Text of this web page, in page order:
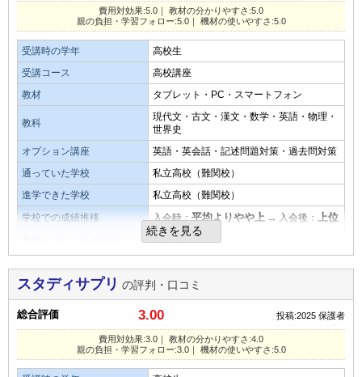
総合評価
主要教科の他に英検や漢字検定の勉強もできる所が素晴らし
いと思う
教材の難易度
易しい 平均 難しい
演習問題の量
少ない 平均 多い
オプション講座の満足度
将来的に英会話ができたら良いと思うのでやりました。
だからといって英会話が簡単に身につくものではありませ
ん。
親の負担・学習フォローの仕組み
親の負担は月学費用だけで勉強自体は本人がやります。
フォロー体制は良くはないです。通信教育だとこの程度でし
ょう。
タブレットなど機材の使いやすさ・操作性
元々持っているスマートフォンでできるので初期費用が抑え
られて良いです。
良いところや要望
勉強方法とかよりどうやったら本人がやる気を出すかの方法
が欲しいです。
教材・授業動画の質・分かりやすさ
講師は一流なのでしっかり利用すれば成績は伸びるはずだが
受講者のやる気にかなり左右される
教材・授業動画の難易度
優しいところから発展まで幅広く講義があるのでよいと思
う。ただ多すぎてどのようなコースで学習すべきかわかりに
くい
演習問題の量
講義形式の動画なのでそれなりにはあると思うが必要十分か
目的を果たせたか
子供がどれだけ利用してるか親が把握できないので効果が出
費用対効果:5.0｜ 教材の分かりやすさ:5.0
親の負担・学習フォロー:5.0｜ 機材の使いやすさ:5.0
受講時の学年
高校生
受講コース
高校講座
教材
タブレット・PC・スマートフォン
教科
現代文・古文・漢文・数学・英語・物理・
世界史
オプション講座
英語・英会話・記述問題対策・過去問対策
通っていた学校
私立高校（難関校）
進学できた学校
私立高校（難関校）
学校での成績推移
入会時：平均よりやや上 → 入会後： 上位
2.0時間
費用対効果
費用対効果はかなり高いと思います。他の学習塾と比較にな
らないくらいの低価格で受講できるからです。
続きを見る
スタディサプリ の評判・口コミ
総合評価 3.00 投稿:2025 保護者
費用対効果:3.0｜ 教材の分かりやすさ:4.0
親の負担・学習フォロー:3.0｜ 機材の使いやすさ:5.0